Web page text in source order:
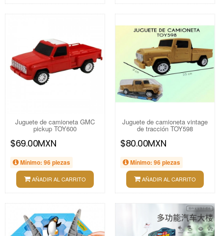
Juguete de camioneta GMC
pickup TOY600
$69.00MXN
Mínimo: 96 piezas
AÑADIR AL CARRITO
Juguete de camioneta vintage
de tracción TOY598
$80.00MXN
Mínimo: 96 piezas
AÑADIR AL CARRITO